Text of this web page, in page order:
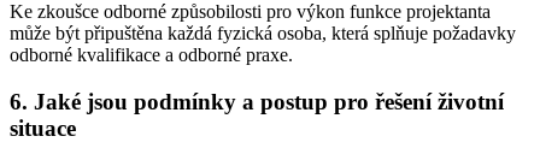
Ke zkoušce odborné způsobilosti pro výkon funkce projektanta
může být připuštěna každá fyzická osoba, která splňuje požadavky
odborné kvalifikace a odborné praxe.
6. Jaké jsou podmínky a postup pro řešení životní
situace